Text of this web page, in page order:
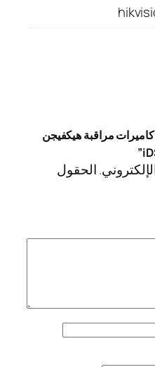
مراقبة هيكفيجن
الحقول